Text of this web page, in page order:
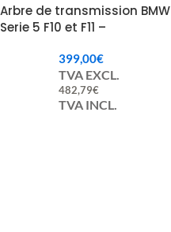
Arbre de transmission BMW
Serie 5 F10 et F11 –
26107639214 / 7639214
399,00€
TVA EXCL.
482,79€
TVA INCL.